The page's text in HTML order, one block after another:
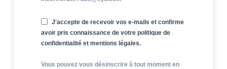
J'accepte de recevoir vos e-mails et confirme
avoir pris connaissance de votre politique de
confidentialité et mentions légales.
Vous pouvez vous désinscrire à tout moment en